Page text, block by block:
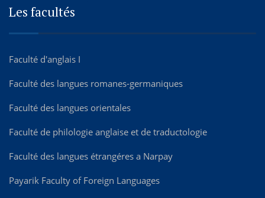
Les facultés
Faculté d'anglais I
Faculté des langues romanes-germaniques
Faculté des langues orientales
Faculté de philologie anglaise et de traductologie
Faculté des langues étrangéres а Narpay
Payarik Faculty of Foreign Languages